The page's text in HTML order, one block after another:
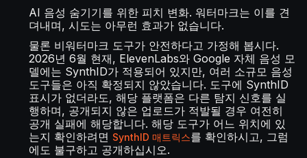
AI 음성 숨기기를 위한 피치 변화. 워터마크는 이를 견
뎌내며, 시도는 아무런 효과가 없습니다.
물론 비워터마크 도구가 안전하다고 가정해 봅시다.
2026년 6월 현재, ElevenLabs와 Google 자체 음성 모
델에는 SynthID가 적용되어 있지만, 여러 소규모 음성
도구들은 아직 확정되지 않았습니다. 도구에 SynthID
표시가 없더라도, 해당 플랫폼은 다른 탐지 신호를 실
행하며, 공개되지 않은 업로드가 적발될 경우 여전히
공개 실패에 해당합니다. 해당 도구가 어느 위치에 있
는지 확인하려면 SynthID 매트릭스를 확인하시고, 그럼
에도 불구하고 공개하십시오.